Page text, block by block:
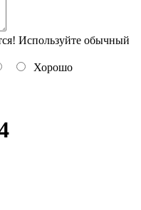
Используйте обычный
Хорошо